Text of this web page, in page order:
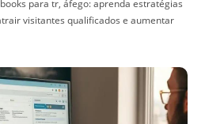
para tr, áfego: aprenda estratégias
visitantes qualificados e aumentar